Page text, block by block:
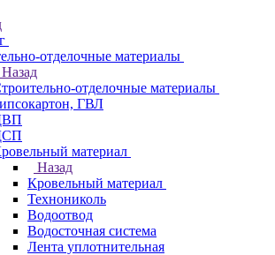
отделочные материалы
Назад
отделочные материалы
ГВЛ
материал
Назад
Кровельный материал
Технониколь
Водоотвод
Водосточная система
Лента уплотнительная